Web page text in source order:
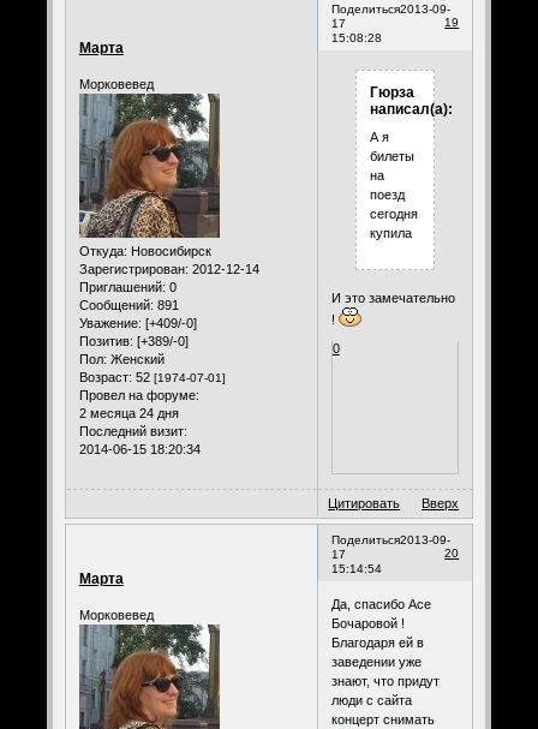
Поделиться
19
2013-09-
17
15:08:28
Марта
Морковевед
Откуда: Новосибирск
Зарегистрирован: 2012-12-14
Приглашений: 0
Сообщений: 891
Уважение: [+409/-0]
Позитив: [+389/-0]
Пол: Женский
Возраст: 52 [1974-07-01]
Провел на форуме:
2 месяца 24 дня
Последний визит:
2014-06-15 18:20:34
Гюрза
написал(а):
А я
билеты
на
поезд
сегодня
купила
И это замечательно
!
0
Цитировать Вверх
Поделиться
20
2013-09-
17
15:14:54
Марта
Морковевед
Да, спасибо Асе
Бочаровой !
Благодаря ей в
заведении уже
знают, что придут
люди с сайта
концерт снимать